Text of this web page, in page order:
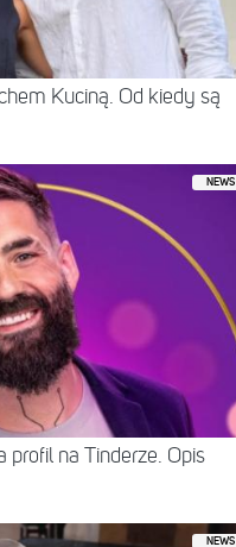
Kuciną. Od kiedy są
NEWS
profil na Tinderze. Opis
NEWS